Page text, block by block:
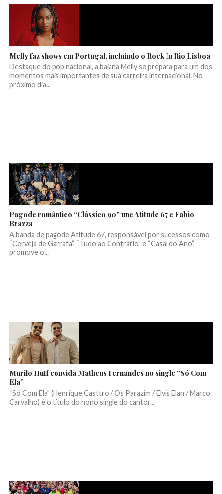
Melly faz shows em Portugal, incluindo o Rock In Rio Lisboa
Destaque do pop nacional, a baiana Melly se prepara para um dos
momentos mais importantes de sua carreira internacional. No
próximo dia...
Pagode romântico “Clássico 90” une Atitude 67 e Fabio
Brazza
A banda de pagode Atitude 67, responsável por sucessos como
“Cerveja de Garrafa”, “Tudo ao Contrário” e “Casal do Ano”,
promove o...
Murilo Huff convida Matheus Fernandes no single “Só Com
Ela”
“Só Com Ela” (Henrique Casttro / Os Parazim / Elvis Elan / Marco
Carvalho) é o título do nono single do cantor...